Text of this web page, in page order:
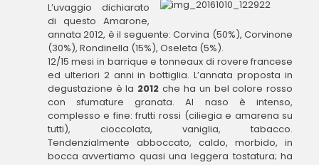
L’uvaggio dichiarato
di questo Amarone,
annata 2012, è il seguente: Corvina (50%), Corvinone
(30%), Rondinella (15%), Oseleta (5%).
12/15 mesi in barrique e tonneaux di rovere francese
ed ulteriori 2 anni in bottiglia. L’annata proposta in
degustazione è la 2012 che ha un bel colore rosso
con sfumature granata. Al naso è intenso,
complesso e fine: frutti rossi (ciliegia e amarena su
tutti), cioccolata, vaniglia, tabacco.
Tendenzialmente abboccato, caldo, morbido, in
bocca avvertiamo quasi una leggera tostatura; ha